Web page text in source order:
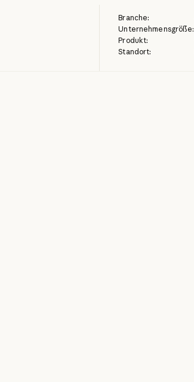
Branche:
Unternehmensgröße:
Produkt:
Standort: